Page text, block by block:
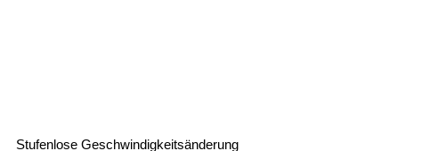
Stufenlose Geschwindigkeitsänderung